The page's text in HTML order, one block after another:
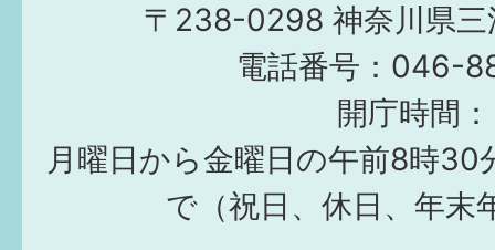
〒238-0298 神奈川県三
電話番号：046-
開庁時間：
月曜日から金曜日の午前8時30
で（祝日、休日、年末